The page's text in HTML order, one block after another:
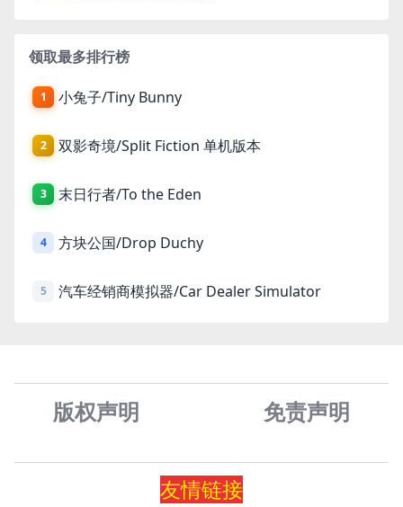
领取最多排行榜
1 小兔子/Tiny Bunny
2 双影奇境/Split Fiction 单机版本
3 末日行者/To the Eden
4 方块公国/Drop Duchy
5 汽车经销商模拟器/Car Dealer Simulator
版权声明 免责声明
友情链接